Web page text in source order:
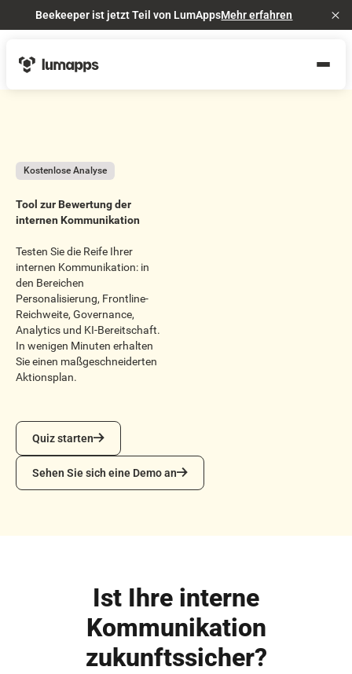
Beekeeper ist jetzt Teil von LumAppsMehr erfahren
Kostenlose Analyse
Tool zur Bewertung der
internen Kommunikation
Testen Sie die Reife Ihrer
internen Kommunikation: in
den Bereichen
Personalisierung, Frontline-
Reichweite, Governance,
Analytics und KI-Bereitschaft.
In wenigen Minuten erhalten
Sie einen maßgeschneiderten
Aktionsplan.
Quiz starten
Quiz starten
Sehen Sie sich eine Demo an
Sehen Sie sich eine Demo an
Ist Ihre interne
Kommunikation
zukunftssicher?